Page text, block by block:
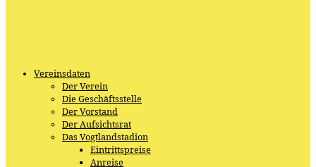
Vereinsdaten
Der Verein
Die Geschäftsstelle
Der Vorstand
Der Aufsichtsrat
Das Vogtlandstadion
Eintrittspreise
Anreise